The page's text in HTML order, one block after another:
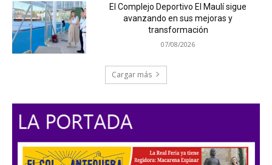
El Complejo Deportivo El Maulí sigue
avanzando en sus mejoras y
transformación
07/08/2026
Cargar más